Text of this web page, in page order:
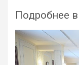
Подробнее